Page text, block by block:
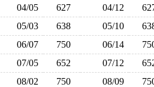
04/05 627 04/12
05/03 638 05/10
06/07 750 06/14
07/05 652 07/12
08/02 750 08/09